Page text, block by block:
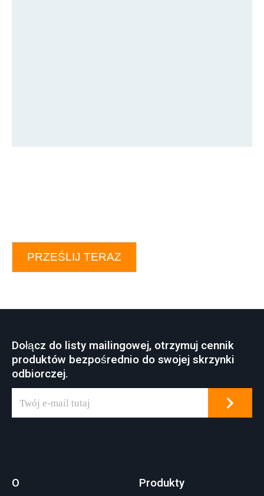
PRZEŚLIJ TERAZ
Dołącz do listy mailingowej, otrzymuj cennik
produktów bezpośrednio do swojej skrzynki
odbiorczej.
O
Produkty